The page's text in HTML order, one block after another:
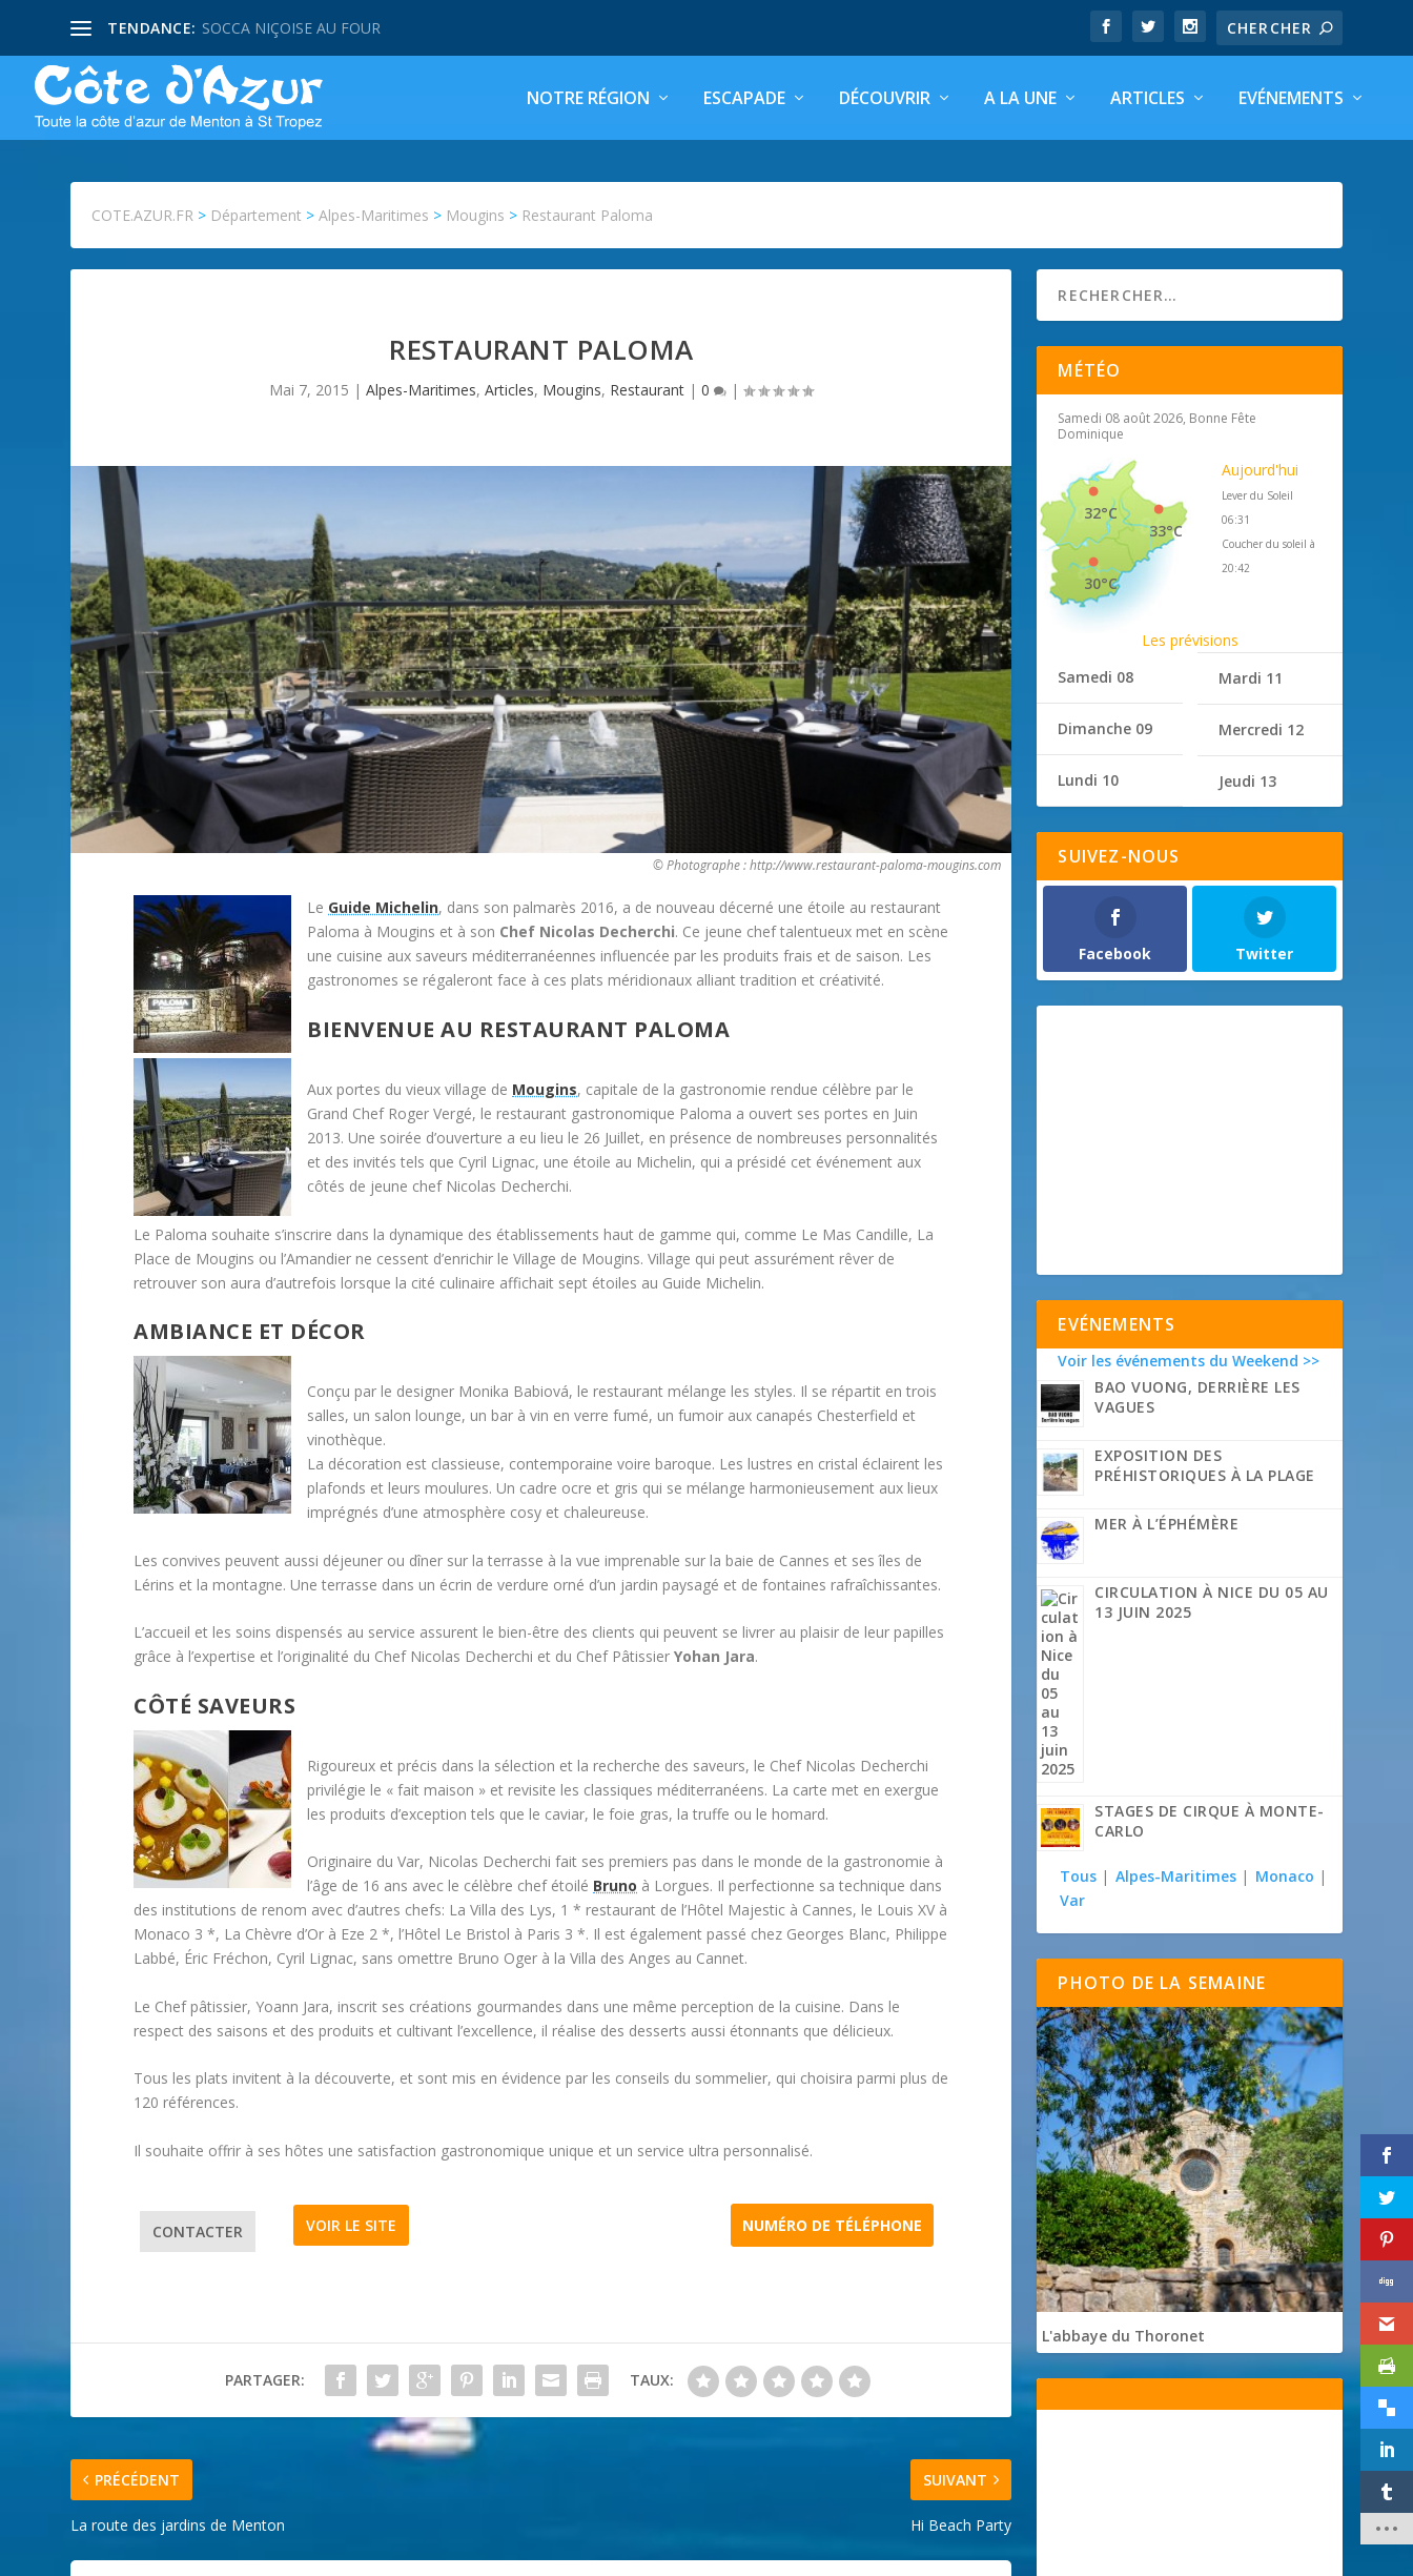
TENDANCE: SOCCA NIÇOISE AU FOUR
NOTRE RÉGION ESCAPADE DÉCOUVRIR A LA UNE ARTICLES EVÉNEMENTS
COTE.AZUR.FR > Département >Alpes-Maritimes > Mougins > Restaurant Paloma
RESTAURANT PALOMA
Mai 7, 2015 |Alpes-Maritimes,Articles, Mougins, Restaurant |0 |
© Photographe : http://www.restaurant-paloma-mougins.com
Le Guide Michelin, dans son palmarès 2016, a de nouveau décerné une étoile au restaurant
Paloma à Mougins et à son Chef Nicolas Decherchi. Ce jeune chef talentueux met en scène
une cuisine aux saveurs méditerranéennes influencée par les produits frais et de saison. Les
gastronomes se régaleront face à ces plats méridionaux alliant tradition et créativité.
BIENVENUE AU RESTAURANT PALOMA
Aux portes du vieux village de Mougins, capitale de la gastronomie rendue célèbre par le
Grand Chef Roger Vergé, le restaurant gastronomique Paloma a ouvert ses portes en Juin
2013. Une soirée d’ouverture a eu lieu le 26 Juillet, en présence de nombreuses personnalités
et des invités tels que Cyril Lignac, une étoile au Michelin, qui a présidé cet événement aux
côtés de jeune chef Nicolas Decherchi.
Le Paloma souhaite s’inscrire dans la dynamique des établissements haut de gamme qui, comme Le Mas Candille, La
Place de Mougins ou l’Amandier ne cessent d’enrichir le Village de Mougins. Village qui peut assurément rêver de
retrouver son aura d’autrefois lorsque la cité culinaire affichait sept étoiles au Guide Michelin.
AMBIANCE ET DÉCOR
Conçu par le designer Monika Babiová, le restaurant mélange les styles. Il se répartit en trois
salles, un salon lounge, un bar à vin en verre fumé, un fumoir aux canapés Chesterfield et
vinothèque.
La décoration est classieuse, contemporaine voire baroque. Les lustres en cristal éclairent les
plafonds et leurs moulures. Un cadre ocre et gris qui se mélange harmonieusement aux lieux
imprégnés d’une atmosphère cosy et chaleureuse.
Les convives peuvent aussi déjeuner ou dîner sur la terrasse à la vue imprenable sur la baie de Cannes et ses îles de
Lérins et la montagne. Une terrasse dans un écrin de verdure orné d’un jardin paysagé et de fontaines rafraîchissantes.
L’accueil et les soins dispensés au service assurent le bien-être des clients qui peuvent se livrer au plaisir de leur papilles
grâce à l’expertise et l’originalité du Chef Nicolas Decherchi et du Chef PâtissierYohan Jara.
CÔTÉ SAVEURS
Rigoureux et précis dans la sélection et la recherche des saveurs, le Chef Nicolas Decherchi
privilégie le « fait maison » et revisite les classiques méditerranéens. La carte met en exergue
les produits d’exception tels que le caviar, le foie gras, la truffe ou le homard.
Originaire du Var, Nicolas Decherchi fait ses premiers pas dans le monde de la gastronomie à
l’âge de 16 ans avec le célèbre chef étoilé Bruno à Lorgues. Il perfectionne sa technique dans
des institutions de renom avec d’autres chefs: La Villa des Lys, 1 * restaurant de l’Hôtel Majestic à Cannes, le Louis XV à
Monaco 3 *, La Chèvre d’Or à Eze 2 *, l’Hôtel Le Bristol à Paris 3 *. Il est également passé chez Georges Blanc, Philippe
Labbé, Éric Fréchon, Cyril Lignac, sans omettre Bruno Oger à la Villa des Anges au Cannet.
Le Chef pâtissier, Yoann Jara, inscrit ses créations gourmandes dans une même perception de la cuisine. Dans le
respect des saisons et des produits et cultivant l’excellence, il réalise des desserts aussi étonnants que délicieux.
Tous les plats invitent à la découverte, et sont mis en évidence par les conseils du sommelier, qui choisira parmi plus de
120 références.
Il souhaite offrir à ses hôtes une satisfaction gastronomique unique et un service ultra personnalisé.
NUMÉRO DE TÉLÉPHONE
CONTACTER VOIR LE SITE
PARTAGER: TAUX:
PRÉCÉDENT
La route des jardins de Menton
SUIVANT
Hi Beach Party
MÉTÉO
Samedi 08 août 2026, Bonne Fête
Dominique
33°C
32°C
30°C
Aujourd'hui
Lever du Soleil
06:31
Coucher du soleil à
20:42
Les prévisions
Samedi 08
Dimanche 09
Lundi 10
Mardi 11
Mercredi 12
Jeudi 13
SUIVEZ-NOUS
Facebook Twitter
EVÉNEMENTS
Voir les événements du Weekend >>
BAO VUONG, DERRIÈRE LES
VAGUES
EXPOSITION DES
PRÉHISTORIQUES À LA PLAGE
MER À L’ÉPHÉMÈRE
CIRCULATION À NICE DU 05 AU
13 JUIN 2025
STAGES DE CIRQUE À MONTE-
CARLO
Tous | Alpes-Maritimes | Monaco |
Var
PHOTO DE LA SEMAINE
L'abbaye du Thoronet